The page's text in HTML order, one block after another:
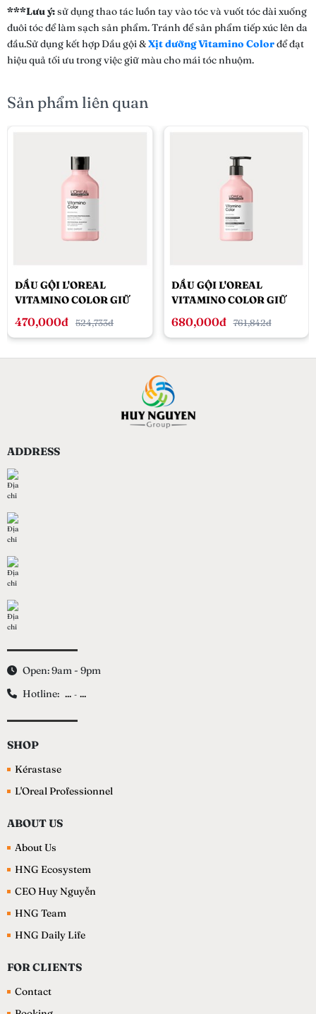
***Lưu ý:sử dụng thao tác luồn tay vào tóc và vuốt tóc dài xuống
đuôi tóc để làm sạch sản phẩm. Tránh để sản phẩm tiếp xúc lên da
đầu.Sử dụng kết hợp Dầu gội &Xịt dưỡng Vitamino Colorđể đạt
hiệu quả tối ưu trong việc giữ màu cho mái tóc nhuộm.
Sản phẩm liên quan
DẦU GỘI L'OREAL
VITAMINO COLOR GIỮ
470,000đ 524,733đ
DẦU GỘI L'OREAL
VITAMINO COLOR GIỮ
680,000đ 761,842đ
ADDRESS
Open: 9am - 9pm
Hotline: ... - ...
SHOP
Kérastase
L'Oreal Professionnel
ABOUT US
About Us
HNG Ecosystem
CEO Huy Nguyễn
HNG Team
HNG Daily Life
FOR CLIENTS
Contact